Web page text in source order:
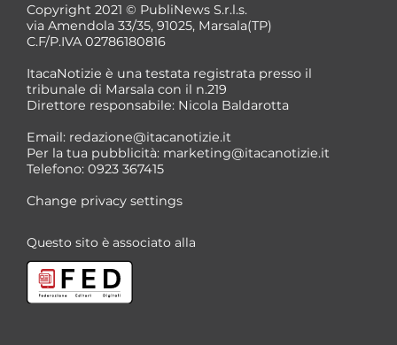
Copyright 2021 © PubliNews S.r.l.s.
via Amendola 33/35, 91025, Marsala(TP)
C.F/P.IVA 02786180816
ItacaNotizie è una testata registrata presso il
tribunale di Marsala con il n.219
Direttore responsabile: Nicola Baldarotta
Email: redazione@itacanotizie.it
Per la tua pubblicità: marketing@itacanotizie.it
Telefono: 0923 367415
Change privacy settings
Questo sito è associato alla